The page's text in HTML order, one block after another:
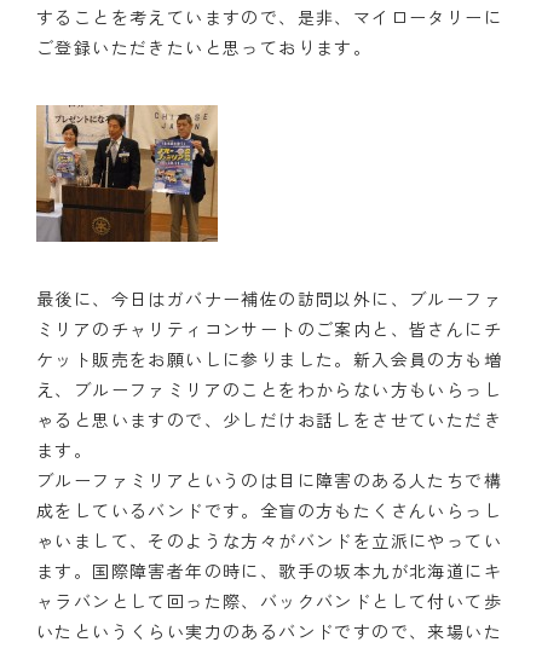
することを考えていますので、是非、マイロータリーに
ご登録いただきたいと思っております。
最後に、今日はガバナー補佐の訪問以外に、ブルーファ
ミリアのチャリティコンサートのご案内と、皆さんにチ
ケット販売をお願いしに参りました。新入会員の方も増
え、ブルーファミリアのことをわからない方もいらっし
ゃると思いますので、少しだけお話しをさせていただき
ます。
ブルーファミリアというのは目に障害のある人たちで構
成をしているバンドです。全盲の方もたくさんいらっし
ゃいまして、そのような方々がバンドを立派にやってい
ます。国際障害者年の時に、歌手の坂本九が北海道にキ
ャラバンとして回った際、バックバンドとして付いて歩
いたというくらい実力のあるバンドですので、来場いた